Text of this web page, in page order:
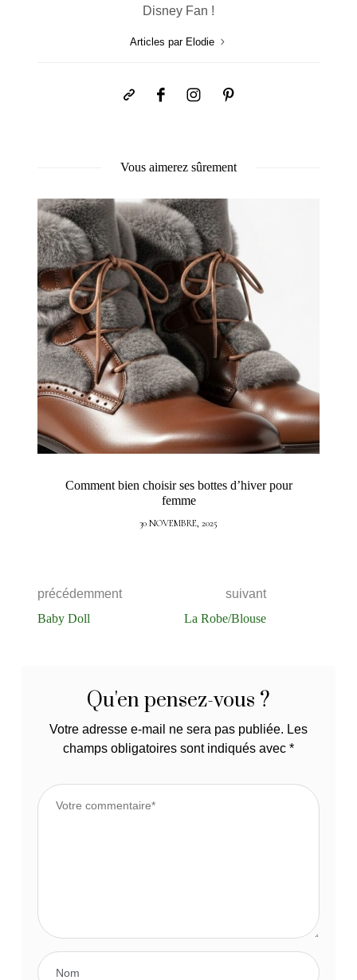
Disney Fan !
Articles par Elodie
Vous aimerez sûrement
Comment bien choisir ses bottes d’hiver pour
femme
30 NOVEMBRE, 2025
précédemment
Baby Doll
suivant
La Robe/Blouse
Qu'en pensez-vous ?
Votre adresse e-mail ne sera pas publiée. Les
champs obligatoires sont indiqués avec *